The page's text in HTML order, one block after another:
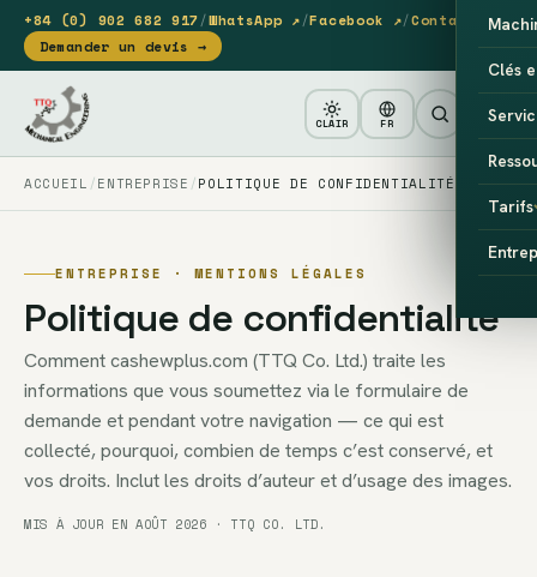
+84 (0) 902 682 917/WhatsApp ↗/Facebook ↗/Contact
Demander un devis →
Clés
Tarifs
CLAIR FR
ACCUEIL ENTREPRISE POLITIQUE DE CONFIDENTIALITÉ
ENTREPRISE · MENTIONS LÉGALES
Politique de confidentialité
Comment cashewplus.com (TTQ Co. Ltd.) traite les
informations que vous soumettez via le formulaire de
demande et pendant votre navigation — ce qui est
collecté, pourquoi, combien de temps c’est conservé, et
vos droits. Inclut les droits d’auteur et d’usage des images.
MIS À JOUR EN AOÛT 2026 · TTQ CO. LTD.